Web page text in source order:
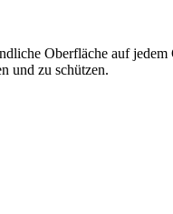
Oberfläche auf jedem
und zu schützen.